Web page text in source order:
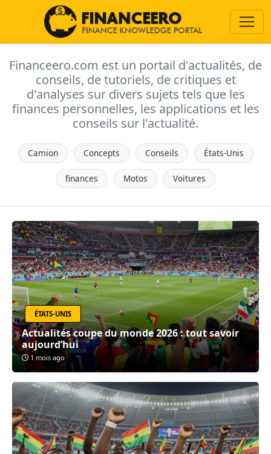
Financeero.com est un portail d'actualités, de
conseils, de tutoriels, de critiques et
d'analyses sur divers sujets tels que les
finances personnelles, les applications et les
conseils sur l'actualité.
Camion Concepts Conseils États-Unis
finances Motos Voitures
ÉTATS-UNIS
Actualités coupe du monde 2026 : tout savoir
aujourd’hui
1 mois ago